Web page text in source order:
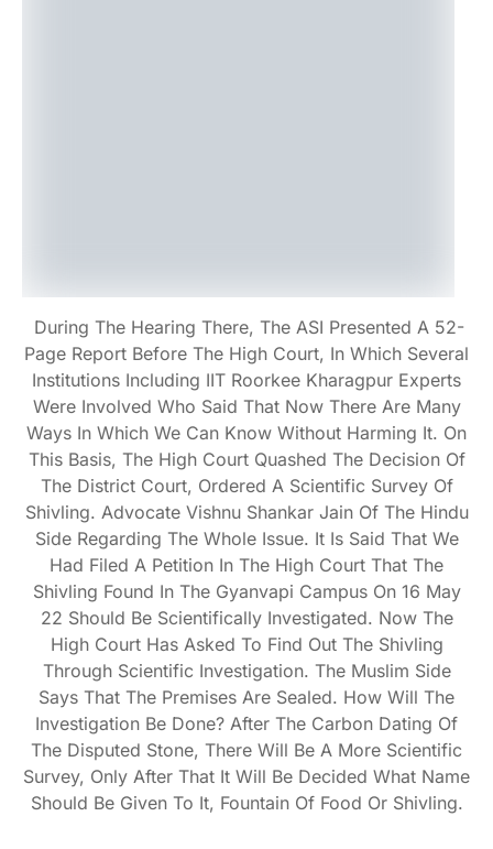
During The Hearing There, The ASI Presented A 52-
Page Report Before The High Court, In Which Several
Institutions Including IIT Roorkee Kharagpur Experts
Were Involved Who Said That Now There Are Many
Ways In Which We Can Know Without Harming It. On
This Basis, The High Court Quashed The Decision Of
The District Court, Ordered A Scientific Survey Of
Shivling. Advocate Vishnu Shankar Jain Of The Hindu
Side Regarding The Whole Issue. It Is Said That We
Had Filed A Petition In The High Court That The
Shivling Found In The Gyanvapi Campus On 16 May
22 Should Be Scientifically Investigated. Now The
High Court Has Asked To Find Out The Shivling
Through Scientific Investigation. The Muslim Side
Says That The Premises Are Sealed. How Will The
Investigation Be Done? After The Carbon Dating Of
The Disputed Stone, There Will Be A More Scientific
Survey, Only After That It Will Be Decided What Name
Should Be Given To It, Fountain Of Food Or Shivling.